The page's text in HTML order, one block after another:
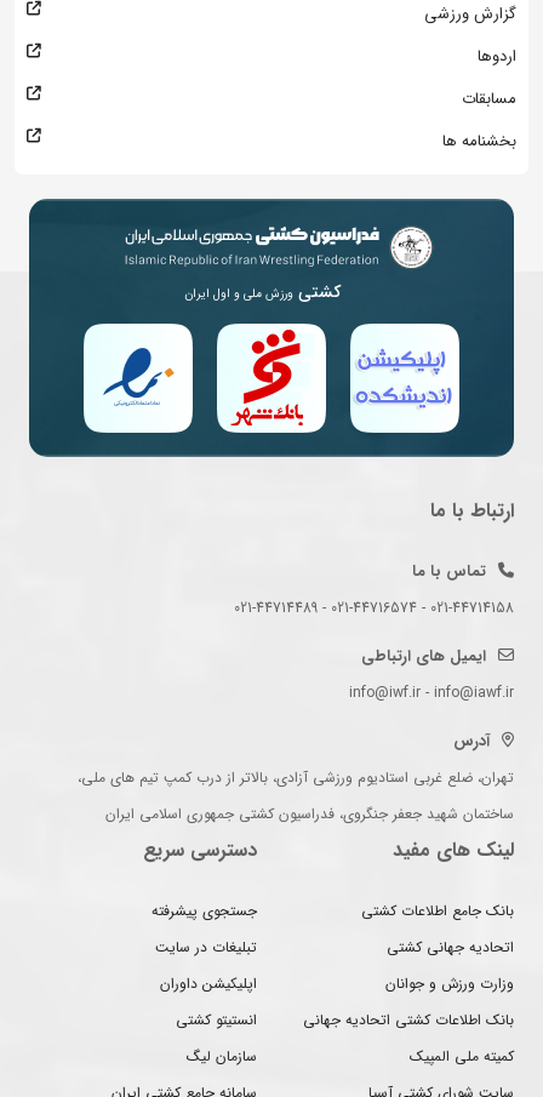
گزارش ورزشی
اردوها
مسابقات
بخشنامه ها
کشتی ورزش ملی و اول ایران
ارتباط با ما
تماس با ما
021-44714158 - 021-44716574 - 021-44714489
ایمیل های ارتباطی
info@iwf.ir - info@iawf.ir
آدرس
تهران، ضلع غربی استادیوم ورزشی آزادی، بالاتر از درب کمپ تیم های ملی،
ساختمان شهید جعفر جنگروی، فدراسیون کشتی جمهوری اسلامی ایران
لینک های مفید
بانک جامع اطلاعات کشتی
اتحادیه جهانی کشتی
وزارت ورزش و جوانان
بانک اطلاعات کشتی اتحادیه جهانی
کمیته ملی المپیک
دسترسی سریع
جستجوی پیشرفته
تبلیغات در سایت
اپلیکیشن داوران
انستیتو کشتی
سازمان لیگ